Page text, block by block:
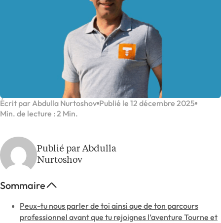
Écrit par Abdulla Nurtoshov Publié le 12 décembre 2025
Min. de lecture : 2 Min.
Publié par Abdulla
Nurtoshov
Sommaire
Peux-tu nous parler de toi ainsi que de ton parcours
professionnel avant que tu rejoignes l’aventure Tourne et